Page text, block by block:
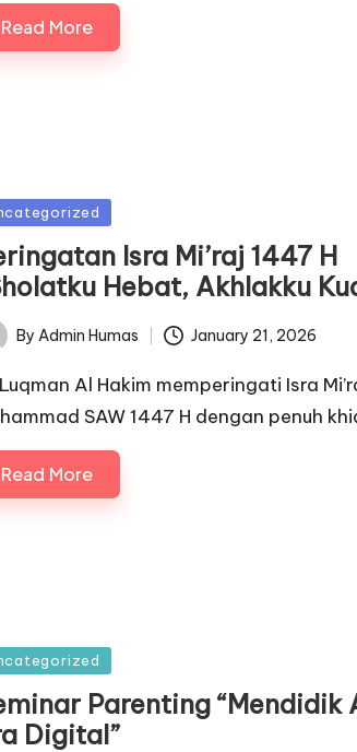
Read More
Isra Mi’raj 1447 H
Hebat, Akhlakku
By Admin Humas January 21, 2026
Al Hakim memperingati Isra
SAW 1447 H dengan penuh
Read More
Parenting “Mendidik
Digital”